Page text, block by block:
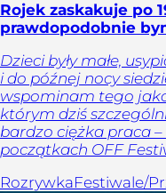
Rojek zaskakuje po
prawdopodobnie
Dzieci były małe,
i do późnej nocy
wspominam tego
którym dziś
bardzo ciężka praca
początkach OFF
RozrywkaFestiwale/